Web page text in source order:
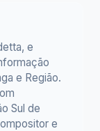
e
e Região.
Sul de
e